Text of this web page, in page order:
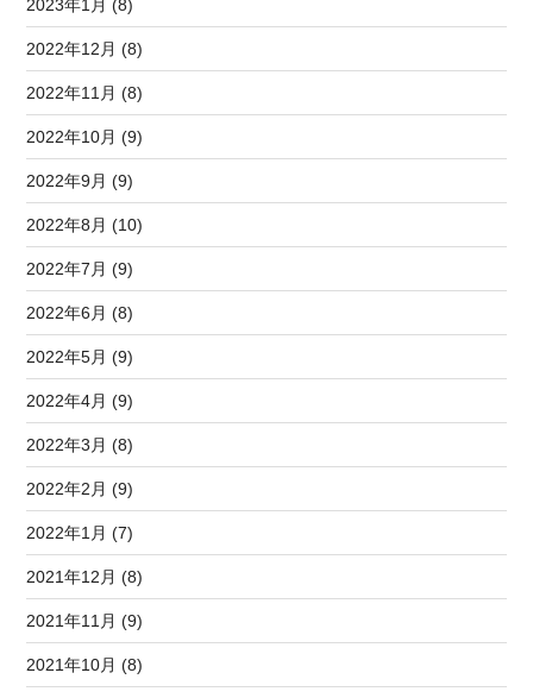
2023年1月 (8)
2022年12月 (8)
2022年11月 (8)
2022年10月 (9)
2022年9月 (9)
2022年8月 (10)
2022年7月 (9)
2022年6月 (8)
2022年5月 (9)
2022年4月 (9)
2022年3月 (8)
2022年2月 (9)
2022年1月 (7)
2021年12月 (8)
2021年11月 (9)
2021年10月 (8)